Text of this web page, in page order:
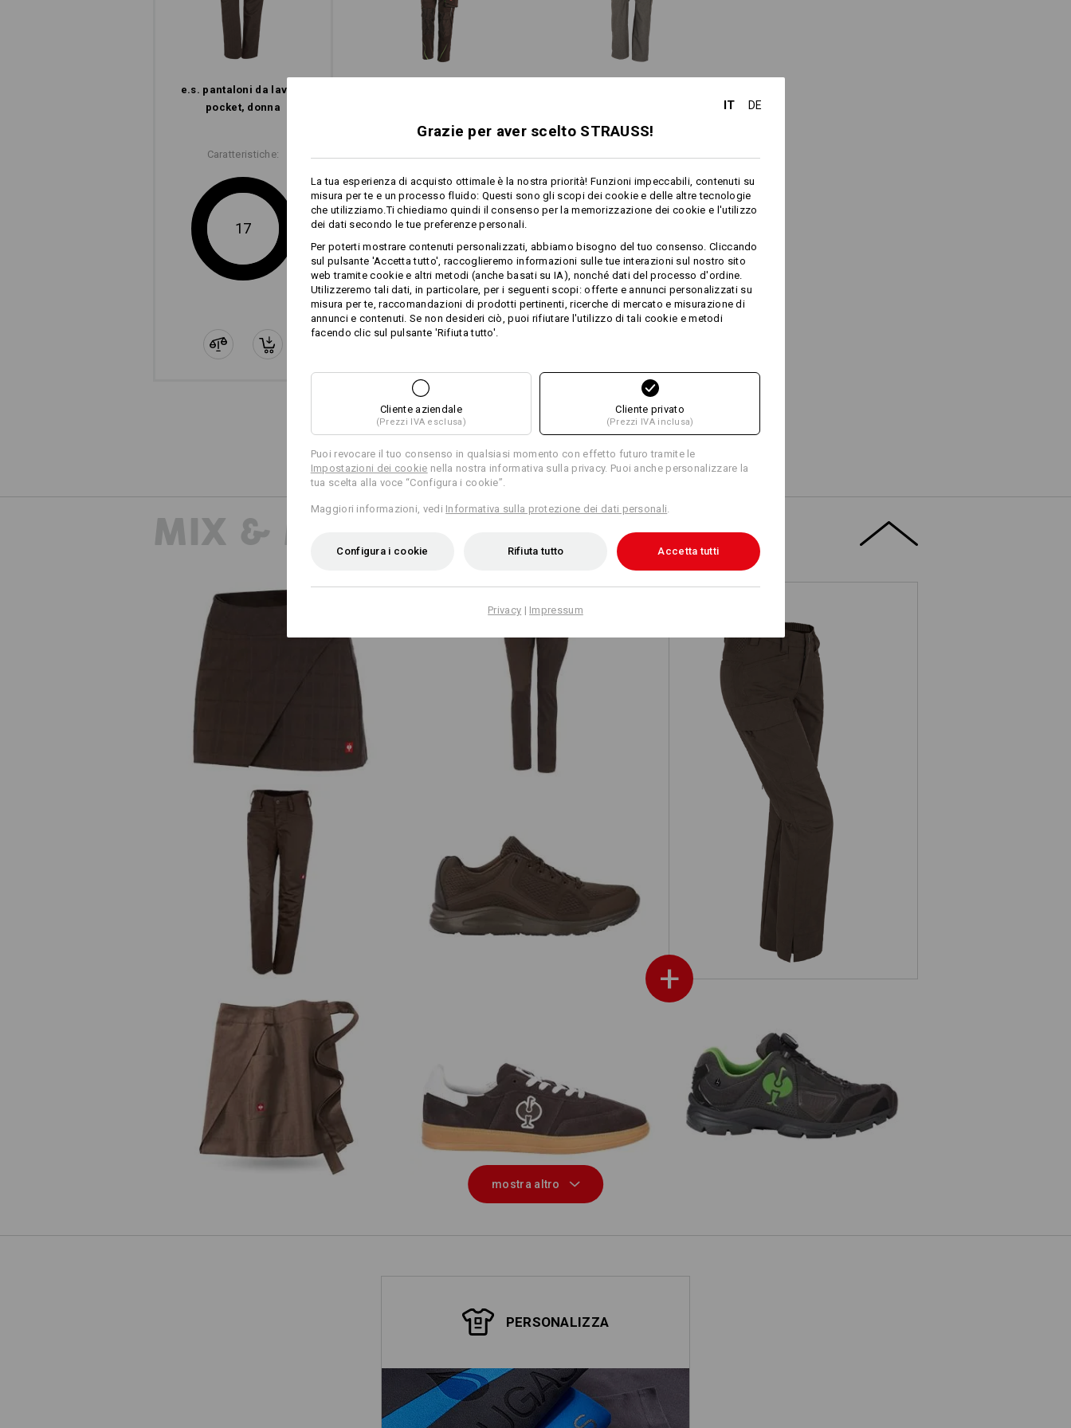
Personalizzazione:
e.s. pantaloni da lavoro
pocket, donna
Caratteristiche:
17 12
+11 altre caratteristiche +3 altre caratteristiche
Confronta tutti i dettagli
MIX & MATCH
e.s. pantaloni da lavoro pocket, donna
+
Gonna a pantaloni da lavoro e.s.fusion e.s. pantaloni da lavoro chino, donna
e.s. pantaloni da lavoro base, donna e.s. O1 scarpe da lavoro Asterope
Mezzo grembiule e.s.fusion, donna O1 scarpe da lavoro e.s. Brockton low O2 scarpe da lavoro e.s. Minkar II
mostra altro
PERSONALIZZA
IT DE
Grazie per aver scelto STRAUSS!
La tua esperienza di acquisto ottimale è la nostra priorità! Funzioni impeccabili, contenuti su
misura per te e un processo fluido: Questi sono gli scopi dei cookie e delle altre tecnologie
che utilizziamo.Ti chiediamo quindi il consenso per la memorizzazione dei cookie e l'utilizzo
dei dati secondo le tue preferenze personali.
Per poterti mostrare contenuti personalizzati, abbiamo bisogno del tuo consenso. Cliccando
sul pulsante 'Accetta tutto', raccoglieremo informazioni sulle tue interazioni sul nostro sito
web tramite cookie e altri metodi (anche basati su IA), nonché dati del processo d'ordine.
Utilizzeremo tali dati, in particolare, per i seguenti scopi: offerte e annunci personalizzati su
misura per te, raccomandazioni di prodotti pertinenti, ricerche di mercato e misurazione di
annunci e contenuti. Se non desideri ciò, puoi rifiutare l'utilizzo di tali cookie e metodi
facendo clic sul pulsante 'Rifiuta tutto'.
Cliente aziendale
(Prezzi IVA esclusa)
Cliente privato
(Prezzi IVA inclusa)
Puoi revocare il tuo consenso in qualsiasi momento con effetto futuro tramite le
Impostazioni dei cookie nella nostra informativa sulla privacy. Puoi anche personalizzare la
tua scelta alla voce “Configura i cookie”.
Maggiori informazioni, vedi Informativa sulla protezione dei dati personali
Configura i cookie Rifiuta tutto Accetta tutti
Privacy | Impressum